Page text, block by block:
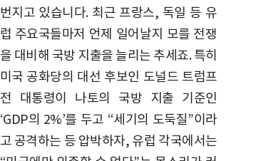
번지고 있습니다. 최근 프랑스, 독일 등 유
럽 주요국들마저 언제 일어날지 모를 전쟁
을 대비해 국방 지출을 늘리는 추세죠. 특히
미국 공화당의 대선 후보인 도널드 트럼프
전 대통령이 나토의 국방 지출 기준인
‘GDP의 2%’를 두고 “세기의 도둑질”이라
고 공격하는 등 압박하자, 유럽 각국에서는